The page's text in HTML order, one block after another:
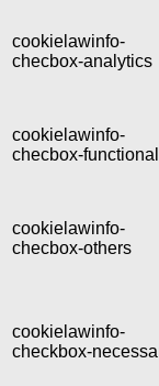
cookielawinfo-
checbox-analytics
cookielawinfo-
checbox-functional
cookielawinfo-
checbox-others
cookielawinfo-
checkbox-